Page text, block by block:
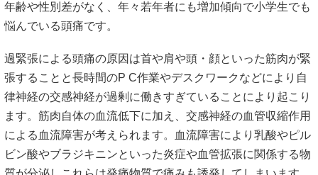
年齢や性別差がなく、年々若年者にも増加傾向で小学生でも
悩んでいる頭痛です。
過緊張による頭痛の原因は首や肩や頭・顔といった筋肉が緊
張することと長時間のP C作業やデスクワークなどにより自
律神経の交感神経が過剰に働きすぎていることにより起こり
ます。筋肉自体の血流低下に加え、交感神経の血管収縮作用
による血流障害が考えられます。血流障害により乳酸やピル
ビン酸やブラジキニンといった炎症や血管拡張に関係する物